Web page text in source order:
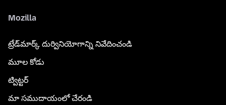
Mozilla
ట్రేడ్‌మార్క్ దుర్వినియోగాన్ని నివేదించండి
మూల కోడు
ట్విట్టర్
మా సముదాయంలో చేరండి